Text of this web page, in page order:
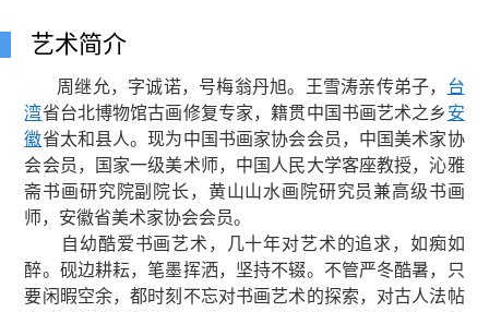
艺术简介
周继允，字诚诺，号梅翁丹旭。 王雪涛亲传弟子， 台
湾省台北博物馆古画修复专家，籍贯中国书画艺术之乡 安
徽省太和县人。现为中国书画家协会会员，中国美术家协
会会员，
国家一级美术师， 中国人民大学客座教授，沁雅
斋书画研究院副院长，黄山山水画院研究员兼高级书画
师，安徽省美术家协会会员。
自幼酷爱书画艺术，几十年对艺术的追求，如痴如
醉。砚边耕耘，笔墨挥洒，坚持不辍。不管严冬酷暑，只
要闲暇空余，都时刻不忘对书画艺术的探索，对古人法帖